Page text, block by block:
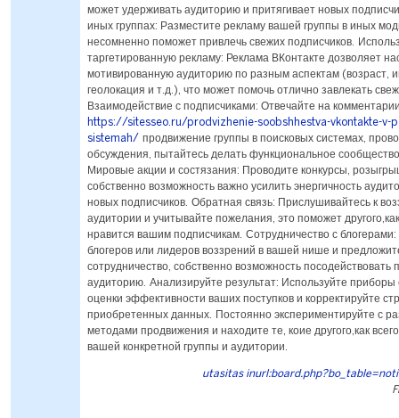
может удерживать аудиторию и притягивает новых
иных группах: Разместите рекламу вашей группы в иных
несомненно поможет привлечь свежих подписчиков.
таргетированную рекламу: Реклама ВКонтакте дозволяет
мотивированную аудиторию по разным аспектам (возраст,
геолокация и т.д.), что может помочь отлично завлекать
Взаимодействие с подписчиками: Отвечайте на
https://sitesseo.ru/prodvizhenie-soobshhestva-vkontakte-v-
sistemah/ продвижение группы в поисковых системах,
обсуждения, пытайтесь делать функциональное
Мировые акции и состязания: Проводите конкурсы,
собственно возможность важно усилить энергичность
новых подписчиков. Обратная связь: Прислушивайтесь к
аудитории и учитывайте пожелания, это поможет
нравится вашим подписчикам. Сотрудничество с
блогеров или лидеров воззрений в вашей нише и
сотрудничество, собственно возможность посодействовать
аудиторию. Анализируйте результат: Используйте
оценки эффективности ваших поступков и корректируйте
приобретенных данных. Постоянно экспериментируйте с
методами продвижения и находите те, коие другого,как
вашей конкретной группы и аудитории.
utasitas